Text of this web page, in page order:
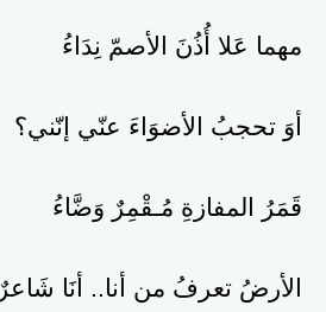
مهما عَلا أُذُنَ الأصمّ نِدَاءُ
أوَ تحجبُ الأضوَاءَ عنّي إنّني؟
قَمَرُ المفازةِ مُـقْمِرٌ وَضَّاءُ
الأرضُ تعرفُ من أنا.. أنَا شَاعرٌ